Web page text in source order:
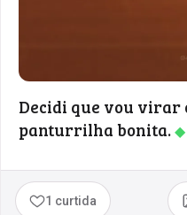
Decidi que vou virar
panturrilha bonita.◆
1 curtida